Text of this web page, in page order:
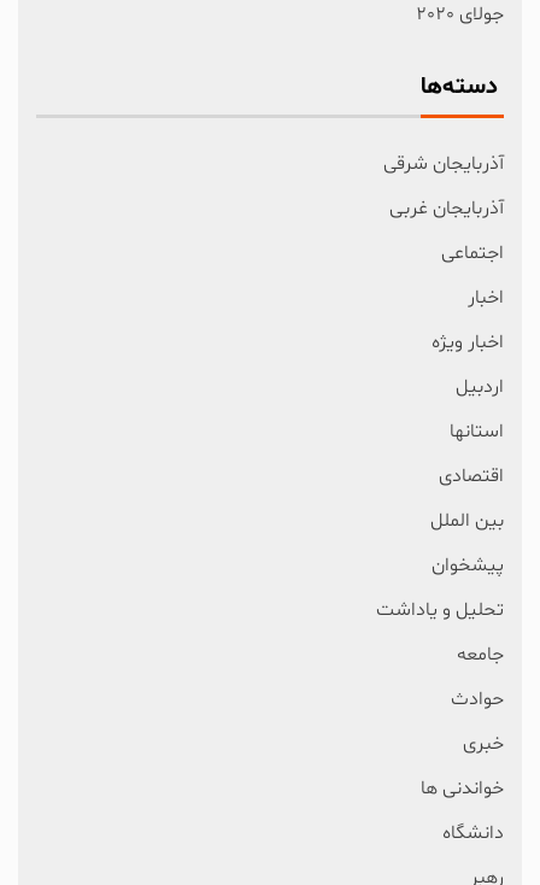
جولای 2020
دسته‌ها
آذربایجان شرقی
آذربایجان غربی
اجتماعی
اخبار
اخبار ویژه
اردبیل
استانها
اقتصادی
بین الملل
پیشخوان
تحلیل و یاداشت
جامعه
حوادث
خبری
خواندنی ها
دانشگاه
رهبر